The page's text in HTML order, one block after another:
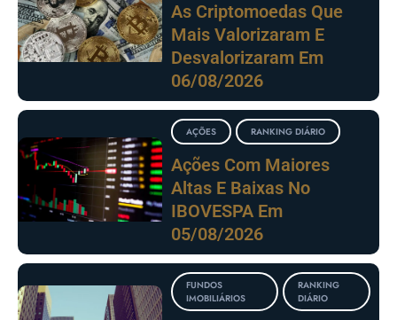
As Criptomoedas Que
Mais Valorizaram E
Desvalorizaram Em
06/08/2026
AÇÕES RANKING DIÁRIO
Ações Com Maiores
Altas E Baixas No
IBOVESPA Em
05/08/2026
FUNDOS
IMOBILIÁRIOS
RANKING
DIÁRIO